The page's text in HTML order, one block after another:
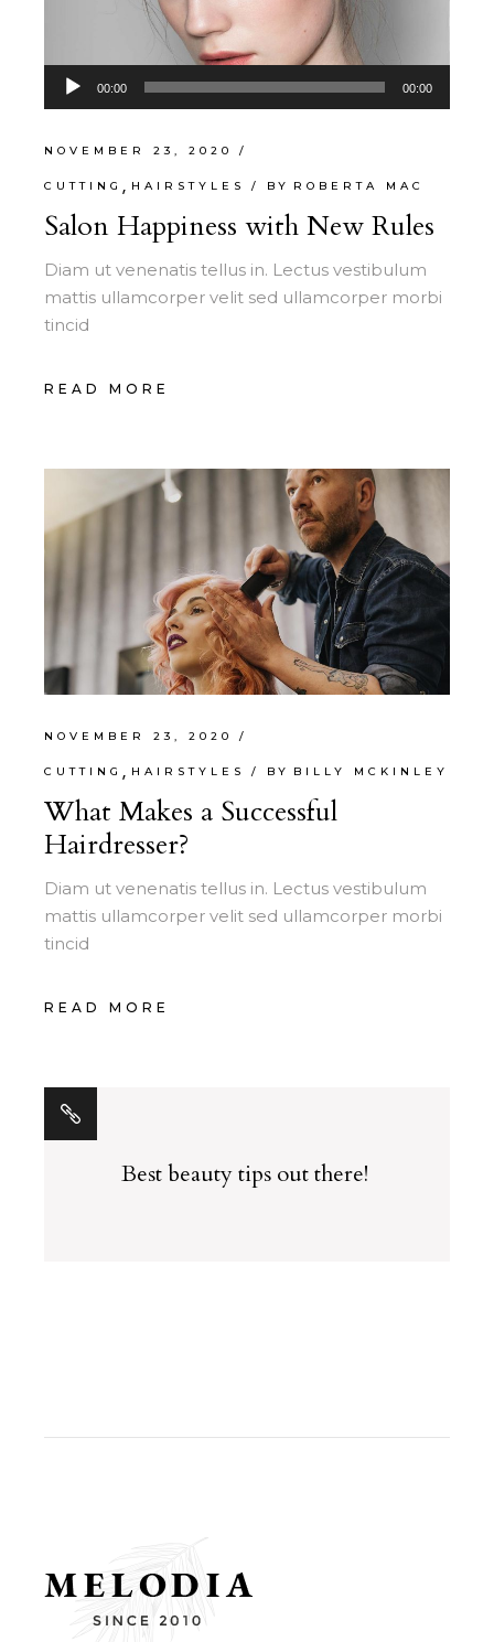
Audio
Player
00:00 00:00
NOVEMBER 23, 2020
CUTTING HAIRSTYLES BY ROBERTA MAC
Salon Happiness with New Rules
Diam ut venenatis tellus in. Lectus vestibulum
mattis ullamcorper velit sed ullamcorper morbi
tincid
READ MORE
NOVEMBER 23, 2020
CUTTING HAIRSTYLES BY BILLY MCKINLEY
What Makes a Successful
Hairdresser?
Diam ut venenatis tellus in. Lectus vestibulum
mattis ullamcorper velit sed ullamcorper morbi
tincid
READ MORE
Best beauty tips out there!